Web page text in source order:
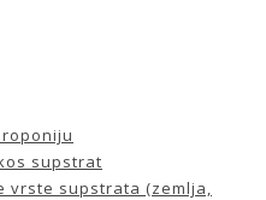
supstrat
vrste supstrata (zemlja,